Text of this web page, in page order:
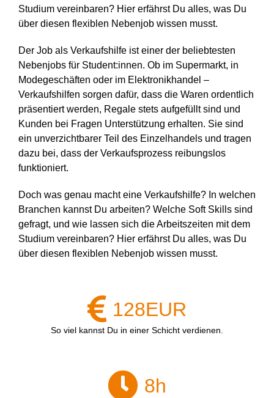
Studium vereinbaren? Hier erfährst Du alles, was Du
über diesen flexiblen Nebenjob wissen musst.
Der Job als Verkaufshilfe ist einer der beliebtesten
Nebenjobs für Student:innen. Ob im Supermarkt, in
Modegeschäften oder im Elektronikhandel –
Verkaufshilfen sorgen dafür, dass die Waren ordentlich
präsentiert werden, Regale stets aufgefüllt sind und
Kunden bei Fragen Unterstützung erhalten. Sie sind
ein unverzichtbarer Teil des Einzelhandels und tragen
dazu bei, dass der Verkaufsprozess reibungslos
funktioniert.
Doch was genau macht eine Verkaufshilfe? In welchen
Branchen kannst Du arbeiten? Welche Soft Skills sind
gefragt, und wie lassen sich die Arbeitszeiten mit dem
Studium vereinbaren? Hier erfährst Du alles, was Du
über diesen flexiblen Nebenjob wissen musst.
128EUR
So viel kannst Du in einer Schicht verdienen.
8h